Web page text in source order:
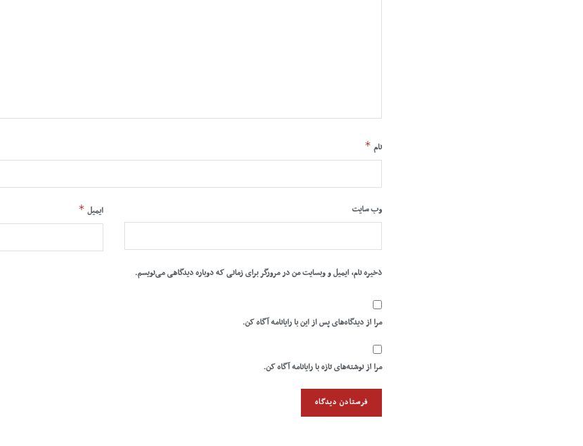
نام *
ایمیل * وب‌ سایت
ذخیره نام، ایمیل و وبسایت من در مرورگر برای زمانی که دوباره دیدگاهی می‌نویسم.
مرا از دیدگاه‌های پس از این با رایانامه آگاه کن.
مرا از نوشته‌های تازه با رایانامه آگاه کن.